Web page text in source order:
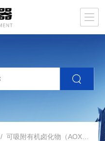
/ 可吸附有机卤化物（AOX）分析仪 杭州卓驰仪器生产厂家